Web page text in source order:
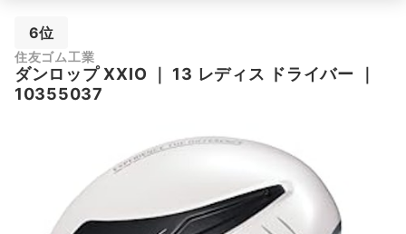
6位
住友ゴム工業
ダンロップ XXIO 13 レディス ドライバー
10355037